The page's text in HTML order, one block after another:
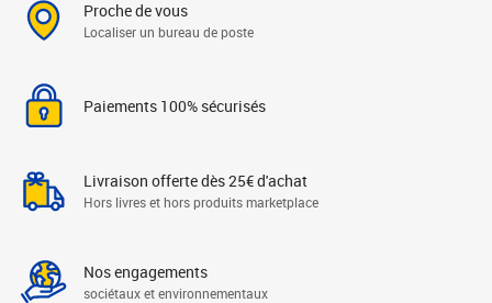
Proche de vous
Localiser un bureau de poste
Paiements 100% sécurisés
Livraison offerte dès 25€ d'achat
Hors livres et hors produits marketplace
Nos engagements
sociétaux et environnementaux